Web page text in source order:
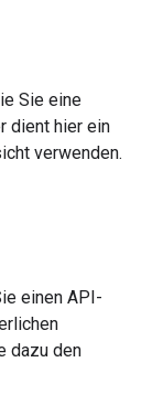
Sie eine
dient hier ein
verwenden.
einen API-
dazu den